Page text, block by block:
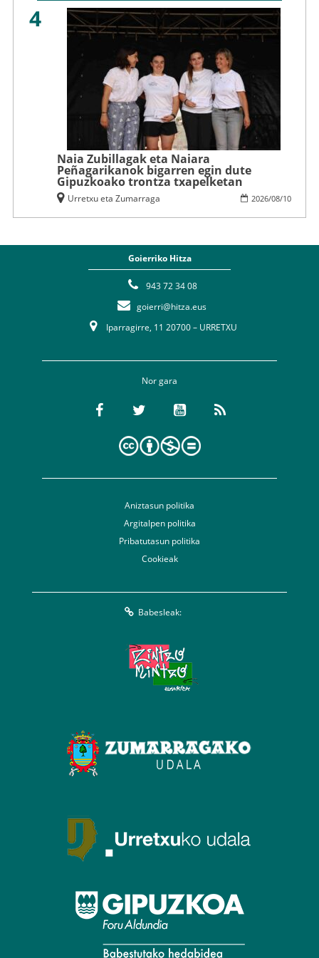
4
Naia Zubillagak eta Naiara
Peñagarikanok bigarren egin dute
Gipuzkoako trontza txapelketan
2026/08/10
Urretxu eta Zumarraga
Goierriko Hitza
943 72 34 08
goierri@hitza.eus
Iparragirre, 11 20700 – URRETXU
Nor gara
Aniztasun politika
Argitalpen politika
Pribatutasun politika
Cookieak
Babesleak: